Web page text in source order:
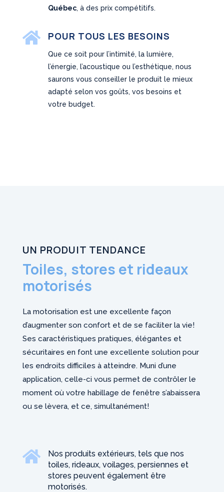
Québec, à des prix compétitifs.
 POUR TOUS LES BESOINS
Que ce soit pour l’intimité, la lumière,
l’énergie, l’acoustique ou l’esthétique, nous
saurons vous conseiller le produit le mieux
adapté selon vos goûts, vos besoins et
votre budget.
UN PRODUIT TENDANCE
Toiles, stores et rideaux
motorisés
La motorisation est une excellente façon
d’augmenter son confort et de se faciliter la vie!
Ses caractéristiques pratiques, élégantes et
sécuritaires en font une excellente solution pour
les endroits difficiles à atteindre. Muni d’une
application, celle-ci vous permet de contrôler le
moment où votre habillage de fenêtre s’abaissera
ou se lèvera, et ce, simultanément!

Nos produits extérieurs, tels que nos
toiles, rideaux, voilages, persiennes et
stores peuvent également être
motorisés.